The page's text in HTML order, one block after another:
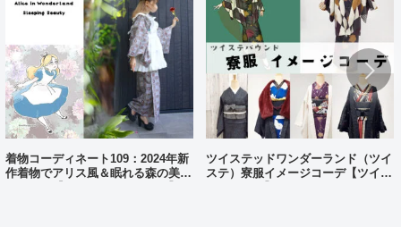
着物コーディネート109：2024年新
作着物でアリス風＆眠れる森の美女
ツイステッドワンダーランド（ツイ
ステ）寮服イメージコーデ【ツイス